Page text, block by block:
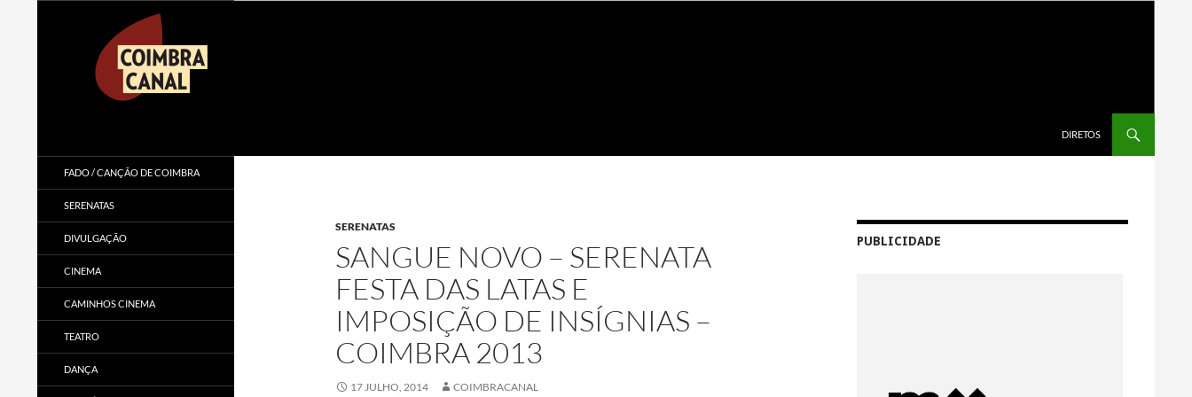
DIRETOS
SERENATAS
SANGUE NOVO – SERENATA
FESTA DAS LATAS E
IMPOSIÇÃO DE INSÍGNIAS –
COIMBRA 2013
17 JULHO, 2014 COIMBRACANAL
PUBLICIDADE
FADO / CANÇÃO DE COIMBRA
SERENATAS
DIVULGAÇÃO
CINEMA
CAMINHOS CINEMA
TEATRO
DANÇA